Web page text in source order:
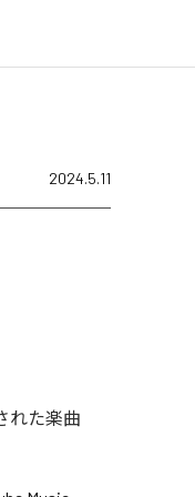
2024.5.11
れた楽曲